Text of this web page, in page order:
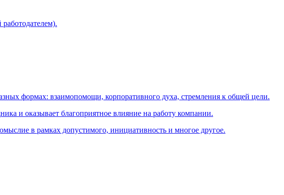
формах: взаимопомощи, корпоративного духа, стремления к общей цели.
и оказывает благоприятное влияние на работу компании.
в рамках допустимого, инициативность и многое другое.